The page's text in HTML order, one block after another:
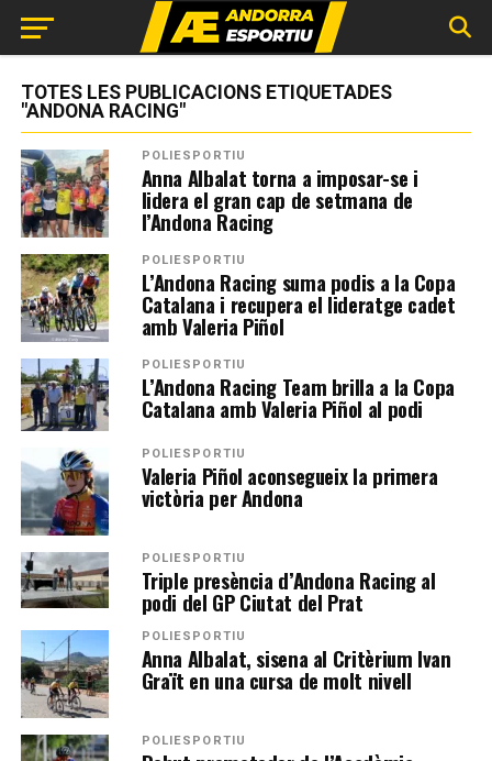
TOTES LES PUBLICACIONS ETIQUETADES
"ANDONA RACING"
POLIESPORTIU
Anna Albalat torna a imposar-se i
lidera el gran cap de setmana de
l’Andona Racing
POLIESPORTIU
L’Andona Racing suma podis a la Copa
Catalana i recupera el lideratge cadet
amb Valeria Piñol
POLIESPORTIU
L’Andona Racing Team brilla a la Copa
Catalana amb Valeria Piñol al podi
POLIESPORTIU
Valeria Piñol aconsegueix la primera
victòria per Andona
POLIESPORTIU
Triple presència d’Andona Racing al
podi del GP Ciutat del Prat
POLIESPORTIU
Anna Albalat, sisena al Critèrium Ivan
Graït en una cursa de molt nivell
POLIESPORTIU